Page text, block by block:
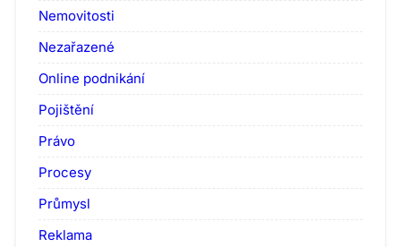
Nemovitosti
Nezařazené
Online podnikání
Pojištění
Právo
Procesy
Průmysl
Reklama